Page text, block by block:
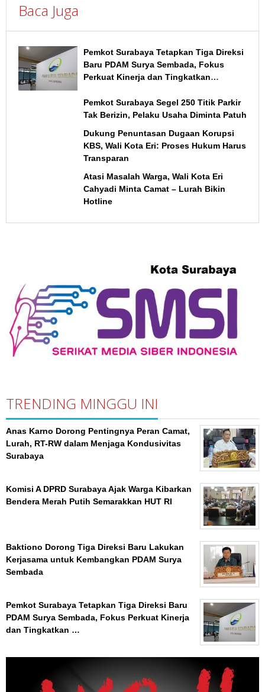
Baca Juga
Pemkot Surabaya Tetapkan Tiga Direksi
Baru PDAM Surya Sembada, Fokus
Perkuat Kinerja dan Tingkatkan
Pemkot Surabaya Segel 250 Titik Parkir
Tak Berizin, Pelaku Usaha Diminta Patuh
Dukung Penuntasan Dugaan Korupsi
KBS, Wali Kota Eri: Proses Hukum Harus
Transparan
Atasi Masalah Warga, Wali Kota Eri
Cahyadi Minta Camat – Lurah Bikin
Hotline
TRENDING MINGGU INI
Anas Karno Dorong Pentingnya Peran Camat,
Lurah, RT-RW dalam Menjaga Kondusivitas
Surabaya
Komisi A DPRD Surabaya Ajak Warga Kibarkan
Bendera Merah Putih Semarakkan HUT RI
Baktiono Dorong Tiga Direksi Baru Lakukan
Kerjasama untuk Kembangkan PDAM Surya
Sembada
Pemkot Surabaya Tetapkan Tiga Direksi Baru
PDAM Surya Sembada, Fokus Perkuat Kinerja
dan Tingkatkan …